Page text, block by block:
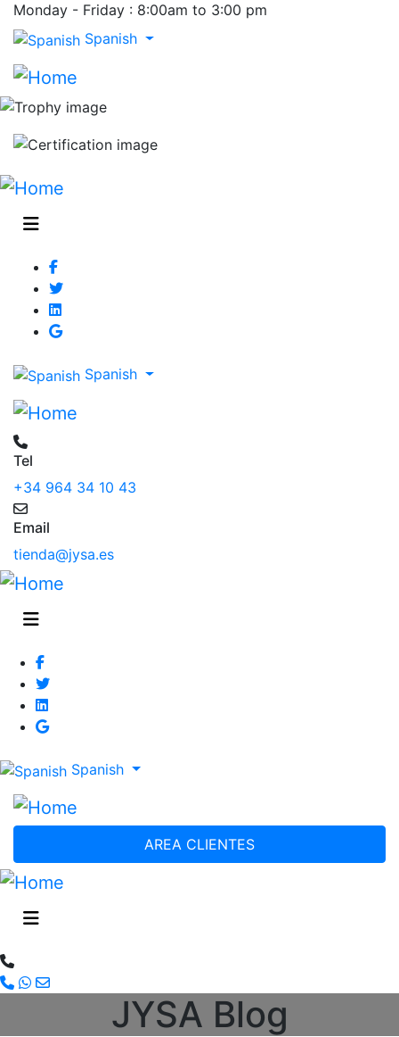
Monday - Friday : 8:00am to 3:00 pm
Spanish
Spanish
Tel
+34 964 34 10 43
Email
tienda@jysa.es
Spanish
AREA CLIENTES
JYSA Blog